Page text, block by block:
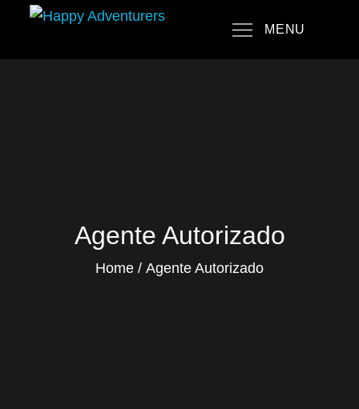
content
MENU
Agente Autorizado
Home Agente Autorizado